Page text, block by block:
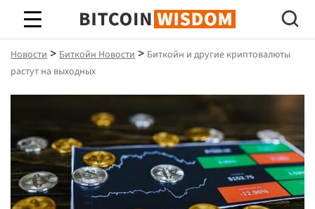
Биткойн Мудрость
Новости > Биткойн Новости > Биткойн и другие криптовалюты
растут на выходных